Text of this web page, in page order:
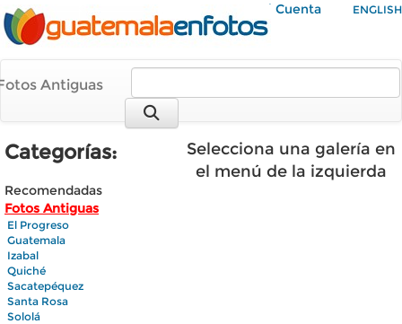
Mi Cuenta ENGLISH
Antiguas
Categorías:
Recomendadas
Fotos Antiguas
El Progreso
Guatemala
Izabal
Quiché
Sacatepéquez
Santa Rosa
Sololá
Selecciona una galería en
el menú de la izquierda